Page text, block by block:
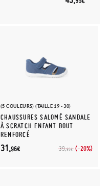
(5 COULEURS) (TAILLE 19 - 30)
CHAUSSURES SALOMÉ SANDALE
À SCRATCH ENFANT BOUT
RENFORCÉ
39,95€ (-20%)
31,96€